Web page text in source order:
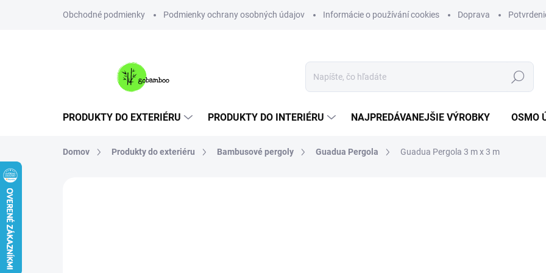
Obchodné podmienky Podmienky ochrany osobných údajov Informácie o používání cookies Doprava
Hľadať
PRODUKTY DO EXTERIÉRU PRODUKTY DO INTERIÉRU NAJPREDÁVANEJŠIE VÝROBKY OSMO
Domov Produkty do exteriéru Bambusové pergoly Guadua Pergola Guadua Pergola 3 m x 3 m